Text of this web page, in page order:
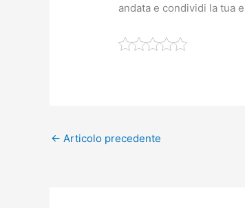
andata e condividi la tua
← Articolo precedente